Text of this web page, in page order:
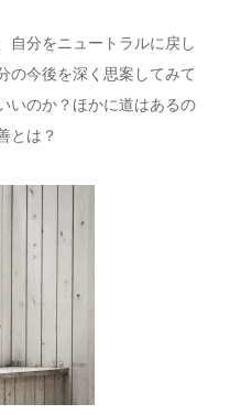
自分をニュートラルに戻し
の今後を深く思案してみて
いのか？ほかに道はあるの
とは？